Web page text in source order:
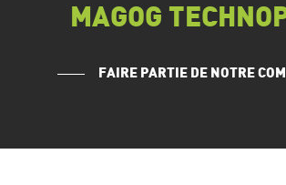
MAGOG
FAIRE PARTIE DE NOTRE